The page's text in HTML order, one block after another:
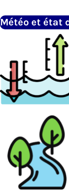
Météo et état